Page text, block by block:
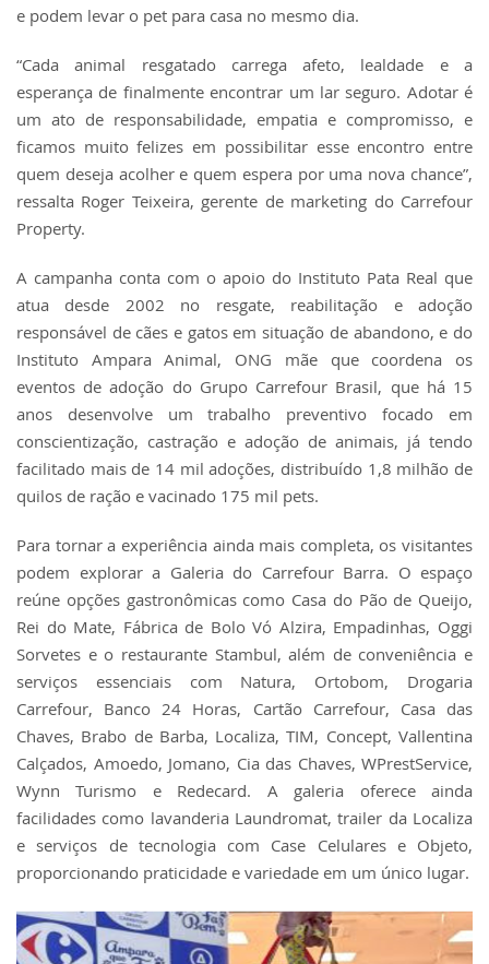
e podem levar o pet para casa no mesmo dia.
“Cada animal resgatado carrega afeto, lealdade e a
esperança de finalmente encontrar um lar seguro. Adotar é
um ato de responsabilidade, empatia e compromisso, e
ficamos muito felizes em possibilitar esse encontro entre
quem deseja acolher e quem espera por uma nova chance”,
ressalta Roger Teixeira, gerente de marketing do Carrefour
Property.
A campanha conta com o apoio do Instituto Pata Real que
atua desde 2002 no resgate, reabilitação e adoção
responsável de cães e gatos em situação de abandono, e do
Instituto Ampara Animal, ONG mãe que coordena os
eventos de adoção do Grupo Carrefour Brasil, que há 15
anos desenvolve um trabalho preventivo focado em
conscientização, castração e adoção de animais, já tendo
facilitado mais de 14 mil adoções, distribuído 1,8 milhão de
quilos de ração e vacinado 175 mil pets.
Para tornar a experiência ainda mais completa, os visitantes
podem explorar a Galeria do Carrefour Barra. O espaço
reúne opções gastronômicas como Casa do Pão de Queijo,
Rei do Mate, Fábrica de Bolo Vó Alzira, Empadinhas, Oggi
Sorvetes e o restaurante Stambul, além de conveniência e
serviços essenciais com Natura, Ortobom, Drogaria
Carrefour, Banco 24 Horas, Cartão Carrefour, Casa das
Chaves, Brabo de Barba, Localiza, TIM, Concept, Vallentina
Calçados, Amoedo, Jomano, Cia das Chaves, WPrestService,
Wynn Turismo e Redecard. A galeria oferece ainda
facilidades como lavanderia Laundromat, trailer da Localiza
e serviços de tecnologia com Case Celulares e Objeto,
proporcionando praticidade e variedade em um único lugar.